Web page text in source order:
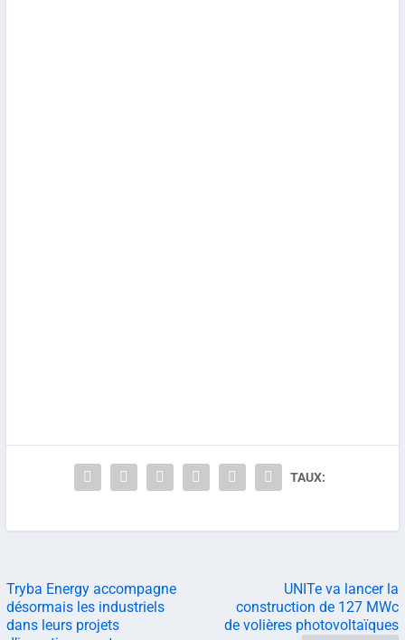
TAUX:
Tryba Energy accompagne
désormais les industriels
dans leurs projets
UNITe va lancer la
construction de 127 MWc
de volières photovoltaïques